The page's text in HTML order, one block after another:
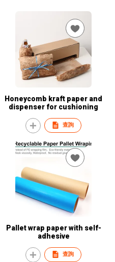
Honeycomb kraft paper and
dispenser for cushioning
查詢
Pallet wrap paper with self-
adhesive
查詢